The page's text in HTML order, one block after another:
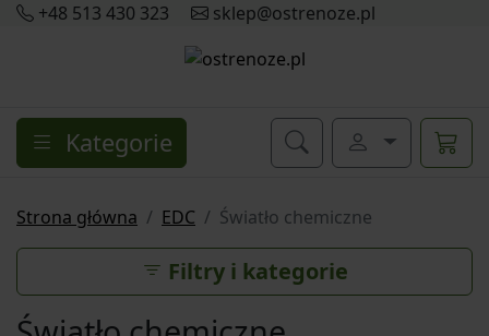
+48 513 430 323 sklep@ostrenoze.pl
Kategorie
Strona główna EDC Światło chemiczne
Filtry i kategorie